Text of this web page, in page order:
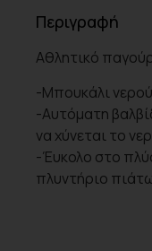
Περιγραφή
Αθλητικό
-Μπουκάλι
-Αυτόματη
να χύνεται το
-Έυκολο στο
πλυντήριο